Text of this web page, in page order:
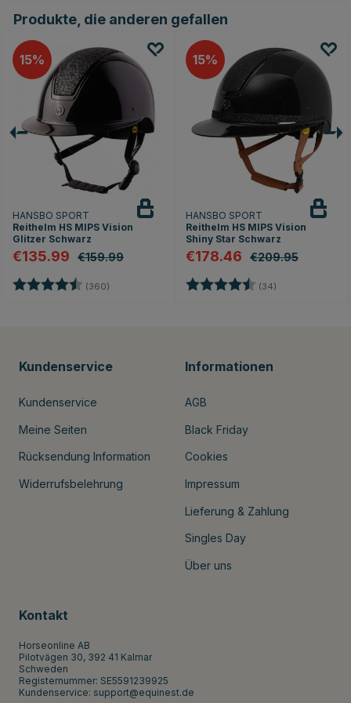
Produkte, die anderen gefallen
15
HANSBO SPORT
Reithelm HS MIPS Vision
Glitzer Schwarz
€135.99 €159.99
Bewertung: (360) 4.7 von 5 Sternen
15
HANSBO SPORT
Reithelm HS MIPS Vision
Shiny Star Schwarz
€178.46 €209.95
Bewertung: (34)
Kundenservice
Kundenservice
Meine Seiten
Rücksendung Information
Widerrufsbelehrung
Informationen
AGB
Black Friday
Cookies
Impressum
Lieferung & Zahlung
Singles Day
Über uns
Kontakt
Horseonline AB
Pilotvägen 30, 392 41 Kalmar
Schweden
Registernummer: SE5591239925
Kundenservice: support@equinest.de